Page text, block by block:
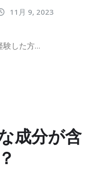
11月 9, 2023
験した方…
成分が含